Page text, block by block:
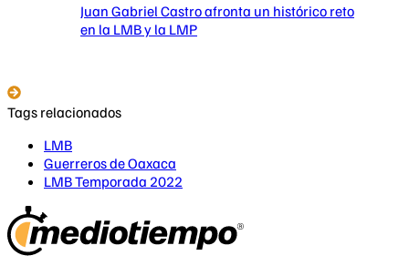
Juan Gabriel Castro afronta un histórico reto
en la LMB y la LMP
Tags relacionados
LMB
Guerreros de Oaxaca
LMB Temporada 2022